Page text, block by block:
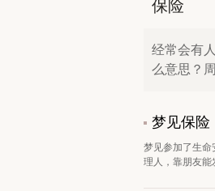
保险
经常会有
么意思？
梦见保险
梦见参加了生命
理人，靠朋友能